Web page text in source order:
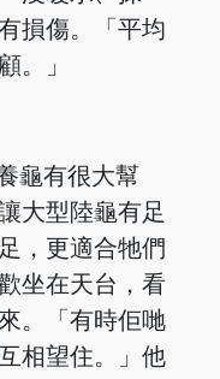
損傷。「平均
。」
龜有很大幫
大型陸龜有足
，更適合牠們
坐在天台，看
。「有時佢哋
相望住。」他